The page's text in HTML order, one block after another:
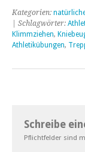
Kategorien:
| Schlagwörter:
Klimmziehen,
Athletikübungen,
Schreibe
Pflichtfelder sind